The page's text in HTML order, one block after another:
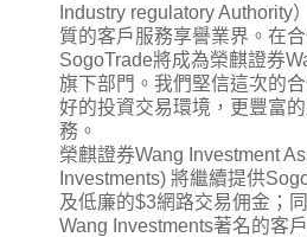
Industry regulatory Authority
質的客戶服務享譽業界。在合
SogoTrade將成為榮麒證券
旗下部門。我們堅信這次的
好的投資交易環境，更豐富
務。
榮麒證券Wang Investment
Investments) 將繼續提供
及低廉的$3網路交易佣金；
Wang Investments著名的客